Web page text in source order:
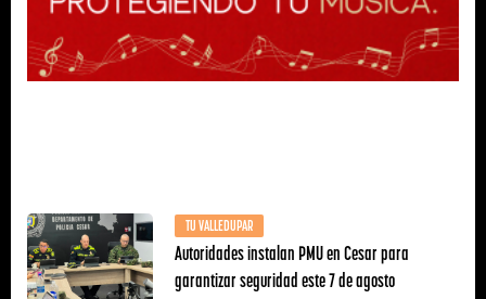
TU VALLEDUPAR
Autoridades instalan PMU en Cesar para
garantizar seguridad este 7 de agosto